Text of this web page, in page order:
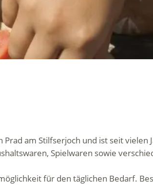
am Stilfserjoch und ist seit
Spielwaren sowie
für den täglichen Bedarf.